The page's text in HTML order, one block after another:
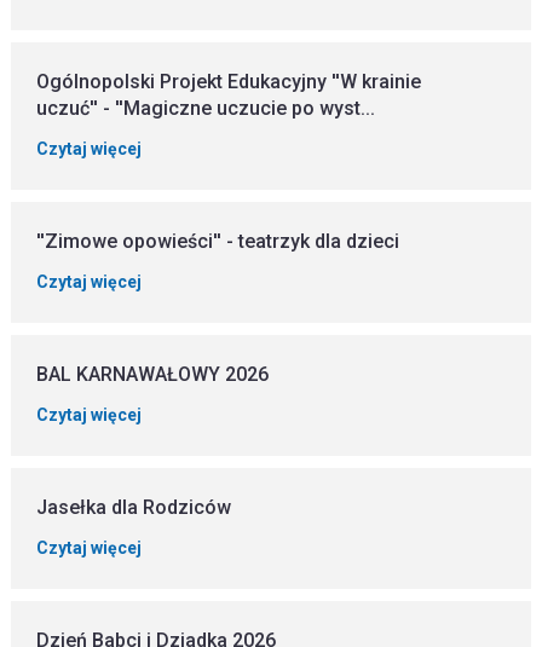
Ogólnopolski Projekt Edukacyjny ''W krainie
uczuć'' - ''Magiczne uczucie po wyst...
Czytaj więcej
''Zimowe opowieści'' - teatrzyk dla dzieci
Czytaj więcej
BAL KARNAWAŁOWY 2026
Czytaj więcej
Jasełka dla Rodziców
Czytaj więcej
Dzień Babci i Dziadka 2026